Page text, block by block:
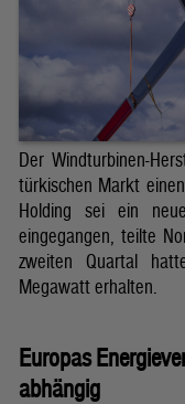
Der Windturbinen-
türkischen Markt
Holding sei ein
eingegangen, teilte
zweiten Quartal
Megawatt erhalten.
Europas
abhängig